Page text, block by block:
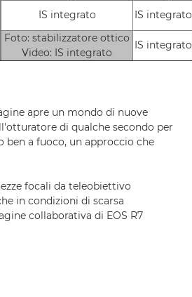
IS integrato IS integrato
Foto: stabilizzatore ottico
Video: IS integrato
IS integrato
apre un mondo di nuove
di qualche secondo per
a fuoco, un approccio che
focali da teleobiettivo
in condizioni di scarsa
collaborativa di EOS R7